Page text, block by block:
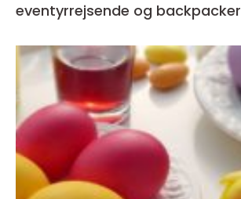
eventyrrejsende og